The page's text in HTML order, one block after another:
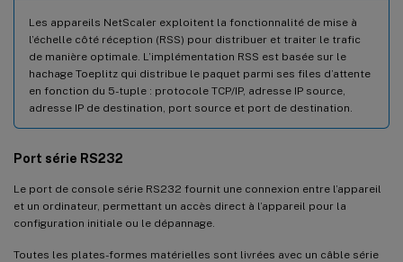
Les appareils NetScaler exploitent la fonctionnalité de mise à
l’échelle côté réception (RSS) pour distribuer et traiter le trafic
de manière optimale. L’implémentation RSS est basée sur le
hachage Toeplitz qui distribue le paquet parmi ses files d’attente
en fonction du 5-tuple : protocole TCP/IP, adresse IP source,
adresse IP de destination, port source et port de destination.
Port série RS232
Le port de console série RS232 fournit une connexion entre l’appareil
et un ordinateur, permettant un accès direct à l’appareil pour la
configuration initiale ou le dépannage.
Toutes les plates-formes matérielles sont livrées avec un câble série